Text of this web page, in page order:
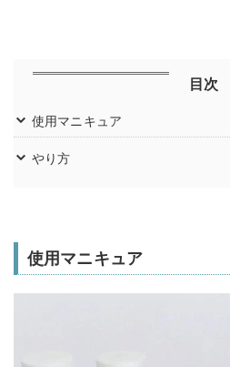
目次
使用マニキュア
やり方
使用マニキュア